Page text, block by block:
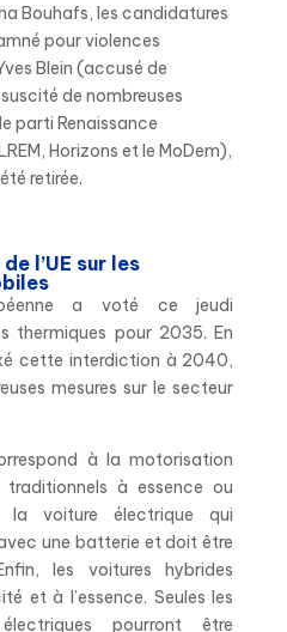
Bouhafs, les candidatures
pour violences
Blein (accusé de
de nombreuses
parti Renaissance
Horizons et le MoDem),
retirée.
l’UE sur les
a voté ce jeudi
thermiques pour 2035. En
cette interdiction à 2040,
mesures sur le secteur
à la motorisation
à essence ou
la voiture électrique qui
une batterie et doit être
les voitures hybrides
et à l’essence. Seules les
pourront être